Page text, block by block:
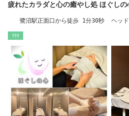
疲れたカラダと心の癒やし処 ほぐし
鷺沼駅正面口から徒歩 1分30秒 ヘッ
ﾘﾗｸ